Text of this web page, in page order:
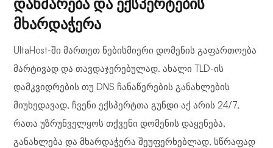
მხარდაჭერა
UltaHost-ში მართეთ ნებისმიერი დომენის გაფართოება
მარტივად და თავდაჯერებულად. ახალი TLD-ის
დამკვიდრების თუ DNS ჩანაწერების განახლების
მიუხედავად, ჩვენი ექსპერტთა გუნდი აქ არის 24/7,
რათა უზრუნველყოს თქვენი დომენის დაყენება,
განახლება და მხარდაჭერა შეუფერხებლად, სწრაფად